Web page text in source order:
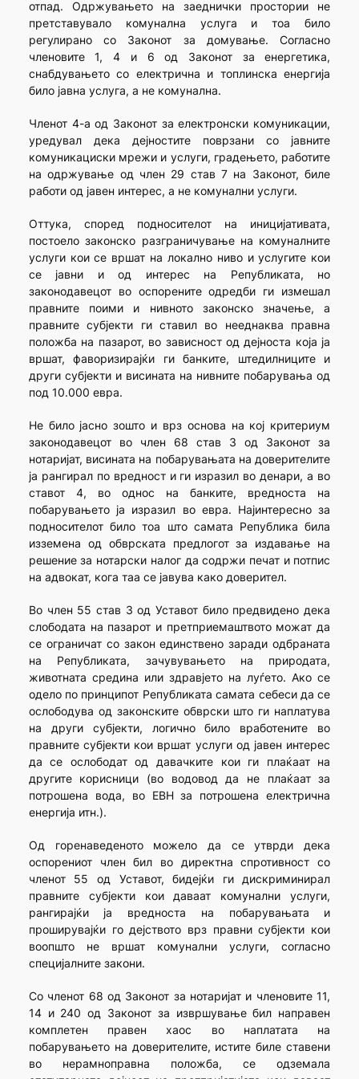
отпад. Одржувањето на заеднички простории не
претставувало комунална услуга и тоа било
регулирано со Законот за домување. Согласно
членовите 1, 4 и 6 од Законот за енергетика,
снабдувањето со електрична и топлинска енергија
било јавна услуга, а не комунална.
Членот 4-а од Законот за електронски комуникации,
уредувал дека дејностите поврзани со јавните
комуникациски мрежи и услуги, градењето, работите
на одржување од член 29 став 7 на Законот, биле
работи од јавен интерес, а не комунални услуги.
Оттука, според подносителот на иницијативата,
постоело законско разграничување на комуналните
услуги кои се вршат на локално ниво и услугите кои
се јавни и од интерес на Републиката, но
законодавецот во оспорените одредби ги измешал
правните поими и нивното законско значење, а
правните субјекти ги ставил во нееднаква правна
положба на пазарот, во зависност од дејноста која ја
вршат, фаворизирајќи ги банките, штедилниците и
други субјекти и висината на нивните побарувања од
под 10.000 евра.
Не било јасно зошто и врз основа на кој критериум
законодавецот во член 68 став 3 од Законот за
нотаријат, висината на побарувањата на доверителите
ја рангирал по вредност и ги изразил во денари, а во
ставот 4, во однос на банките, вредноста на
побарувањето ја изразил во евра. Најинтересно за
подносителот било тоа што самата Република била
изземена од обврската предлогот за издавање на
решение за нотарски налог да содржи печат и потпис
на адвокат, кога таа се јавува како доверител.
Во член 55 став 3 од Уставот било предвидено дека
слободата на пазарот и претприемаштвото можат да
се ограничат со закон единствено заради одбраната
на Републиката, зачувувањето на природата,
животната средина или здравјето на луѓето. Ако се
одело по принципот Републиката самата себеси да се
ослободува од законските обврски што ги наплатува
на други субјекти, логично било вработените во
правните субјекти кои вршат услуги од јавен интерес
да се ослободат од давачките кои ги плаќаат на
другите корисници (во водовод да не плаќаат за
потрошена вода, во ЕВН за потрошена електрична
енергија итн.).
Од горенаведеното можело да се утврди дека
оспорениот член бил во директна спротивност со
членот 55 од Уставот, бидејќи ги дискриминирал
правните субјекти кои даваат комунални услуги,
рангирајќи ја вредноста на побарувањата и
проширувајќи го дејството врз правни субјекти кои
воопшто не вршат комунални услуги, согласно
специјалните закони.
Со членот 68 од Законот за нотаријат и членовите 11,
14 и 240 од Законот за извршување бил направен
комплетен правен хаос во наплатата на
побарувањето на доверителите, истите биле ставени
во нерамноправна положба, се одземала